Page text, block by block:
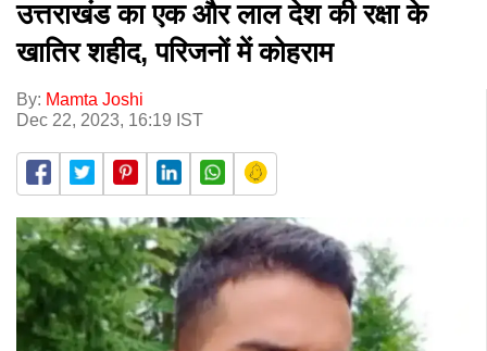
उत्तराखंड का एक और लाल देश की रक्षा के
खातिर शहीद, परिजनों में कोहराम
By: Mamta Joshi
Dec 22, 2023, 16:19 IST